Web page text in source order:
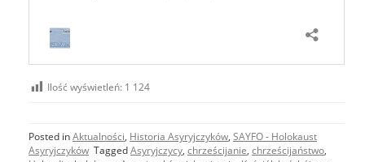
Ilość wyświetleń: 1 124
Posted inAktualności, Historia Asyryjczyków, SAYFO - Holokaust
Asyryjczyków TaggedAsyryjczycy, chrześcijanie, chrześcijaństwo,